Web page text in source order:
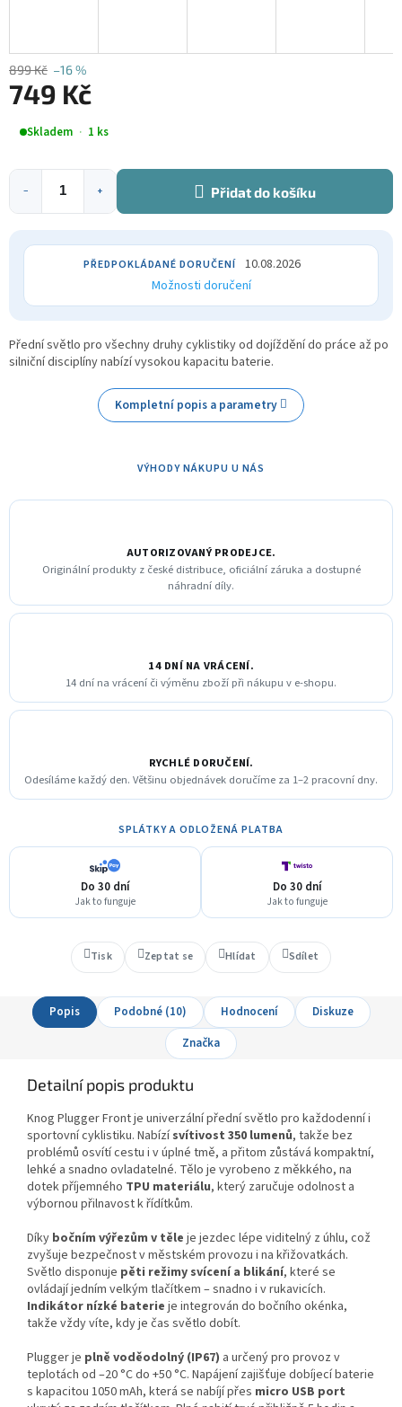
899 Kč –16 %
749 Kč
Měrná
cena:
Skladem 1 ks
+
− Přidat do košíku
10.08.2026
Možnosti doručení
Přední světlo pro všechny druhy cyklistiky od dojíždění do práce až po
silniční disciplíny nabízí vysokou kapacitu baterie.
Kompletní popis a parametry
VÝHODY NÁKUPU U NÁS
AUTORIZOVANÝ PRODEJCE.
Originální produkty z české distribuce, oficiální záruka a dostupné
náhradní díly.
14 DNÍ NA VRÁCENÍ.
14 dní na vrácení či výměnu zboží při nákupu v e-shopu.
RYCHLÉ DORUČENÍ.
Odesíláme každý den. Většinu objednávek doručíme za 1–2 pracovní dny.
SPLÁTKY A ODLOŽENÁ PLATBA
Do 30 dní
Jak to funguje
Do 30 dní
Jak to funguje
Tisk Zeptat se Hlídat Sdílet
Popis Podobné (10) Hodnocení
Diskuze
Značka
Detailní popis produktu
Knog Plugger Front je univerzální přední světlo pro každodenní i
sportovní cyklistiku. Nabízísvítivost 350 lumenů, takže bez
problémů osvítí cestu i v úplné tmě, a přitom zůstává kompaktní,
lehké a snadno ovladatelné. Tělo je vyrobeno z měkkého, na
dotek příjemného TPU materiálu, který zaručuje odolnost a
výbornou přilnavost k řídítkům.
Díky bočním výřezům v těle je jezdec lépe viditelný z úhlu, což
zvyšuje bezpečnost v městském provozu i na křižovatkách.
Světlo disponuje pěti režimy svícení a blikání, které se
ovládají jedním velkým tlačítkem – snadno i v rukavicích.
Indikátor nízké baterie je integrován do bočního okénka,
takže vždy víte, kdy je čas světlo dobít.
Plugger je plně voděodolný (IP67) a určený pro provoz v
teplotách od –20 °C do +50 °C. Napájení zajišťuje dobíjecí baterie
s kapacitou 1050 mAh, která se nabíjí přes micro USB port